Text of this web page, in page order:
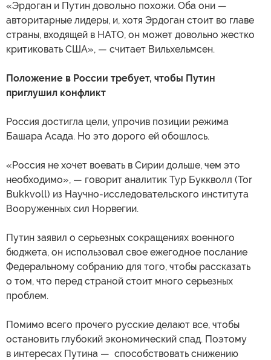
«Эрдоган и Путин довольно похожи. Оба они —
авторитарные лидеры, и, хотя Эрдоган стоит во главе
страны, входящей в НАТО, он может довольно жестко
критиковать США», — считает Вильхельмсен.
Положение в России требует, чтобы Путин
приглушил конфликт
Россия достигла цели, упрочив позиции режима
Башара Асада. Но это дорого ей обошлось.
«Россия не хочет воевать в Сирии дольше, чем это
необходимо», — говорит аналитик Тур Буккволл (Tor
Bukkvoll) из Научно-исследовательского института
Вооруженных сил Норвегии.
Путин заявил о серьезных сокращениях военного
бюджета, он использовал свое ежегодное послание
Федеральному собранию для того, чтобы рассказать
о том, что перед страной стоит много серьезных
проблем.
Помимо всего прочего русские делают все, чтобы
остановить глубокий экономический спад. Поэтому
в интересах Путина — способствовать снижению